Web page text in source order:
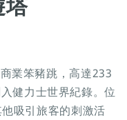
業笨豬跳，高達233
健力士世界紀錄。位
吸引旅客的刺激活